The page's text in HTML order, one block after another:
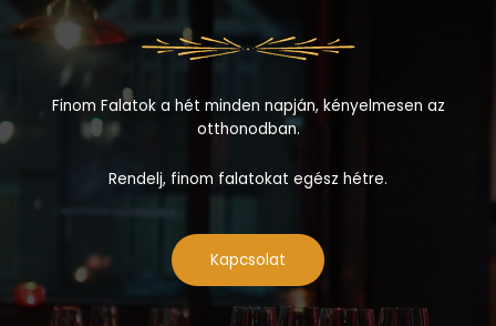
Finom Falatok a hét minden napján, kényelmesen az
otthonodban.
Rendelj, finom falatokat egész hétre.
Kapcsolat